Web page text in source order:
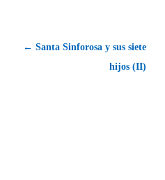
← Santa Sinforosa y sus siete
hijos (II)